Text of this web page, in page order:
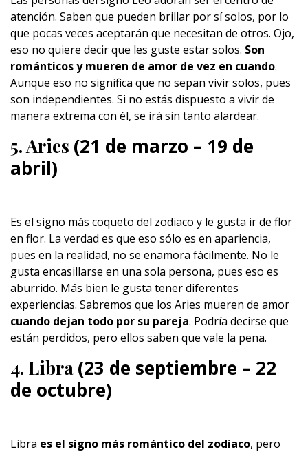
atención. Saben que pueden brillar por sí solos, por lo
que pocas veces aceptarán que necesitan de otros. Ojo,
eso no quiere decir que les guste estar solos. Son
románticos y mueren de amor de vez en cuando.
Aunque eso no significa que no sepan vivir solos, pues
son independientes. Si no estás dispuesto a vivir de
manera extrema con él, se irá sin tanto alardear.
5. Aries (21 de marzo – 19 de
abril)
Es el signo más coqueto del zodiaco y le gusta ir de flor
en flor. La verdad es que eso sólo es en apariencia,
pues en la realidad, no se enamora fácilmente. No le
gusta encasillarse en una sola persona, pues eso es
aburrido. Más bien le gusta tener diferentes
experiencias. Sabremos que los Aries mueren de amor
cuando dejan todo por su pareja. Podría decirse que
están perdidos, pero ellos saben que vale la pena.
4. Libra (23 de septiembre – 22
de octubre)
Libra es el signo más romántico del zodiaco, pero